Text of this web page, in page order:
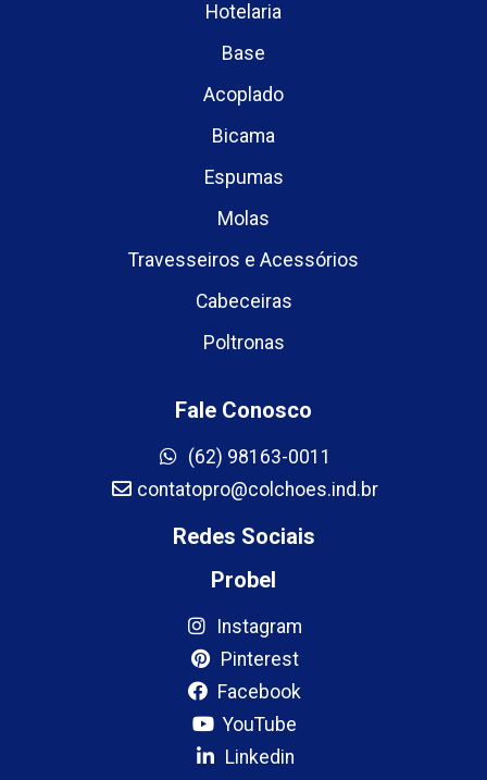
Hotelaria
Base
Acoplado
Bicama
Espumas
Molas
Travesseiros e Acessórios
Cabeceiras
Poltronas
Fale Conosco
(62) 98163-0011
contatopro@colchoes.ind.br
Redes Sociais
Probel
Instagram
Pinterest
Facebook
YouTube
Linkedin